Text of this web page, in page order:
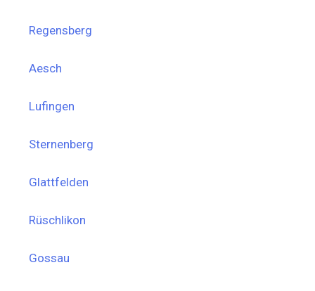
Regensberg
Aesch
Lufingen
Sternenberg
Glattfelden
Rüschlikon
Gossau